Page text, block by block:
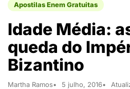
Apostilas Enem Gratuitas
Idade Média:
queda do
Bizantino
Martha Ramos 5 julho, 2016